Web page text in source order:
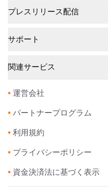
プレスリリース配信
サポート
関連サービス
• 運営会社
• パートナープログラム
• 利用規約
• プライバシーポリシー
• 資金決済法に基づく表示